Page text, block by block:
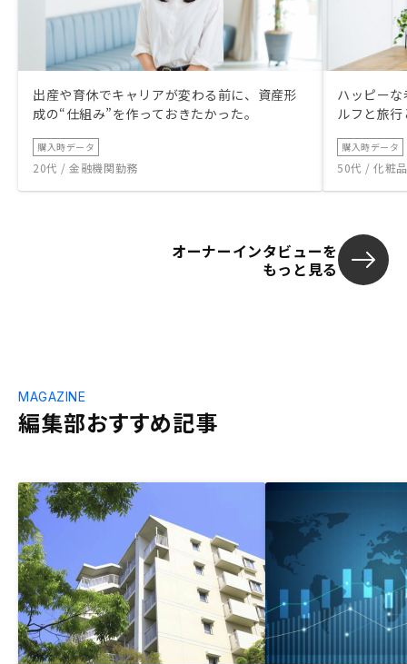
出産や育休でキャリアが変わる前に、資産形
成の“仕組み”を作っておきたかった。
購入時データ
20代 / 金融機関勤務
ハッピー
ルフと旅
購入時データ
50代 / 化粧
オーナーインタビューを
もっと見る
編集部おすすめ記事
MAGAZINE